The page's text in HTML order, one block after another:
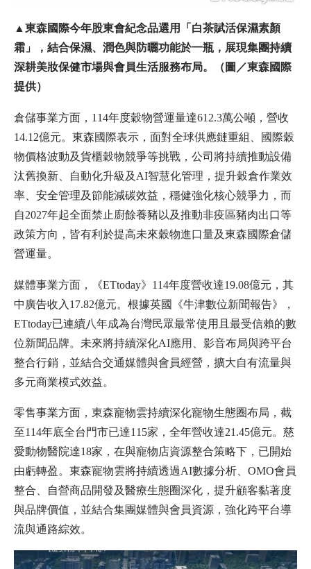
▲東森國際今年股東會紀念品選用「白茶賦活保濕素顏
霜」，結合保濕、潤色與防曬功能於一瓶，展現集團持續
深耕美妝保健市場與會員生活服務布局。（圖／東森國際
提供）
倉儲事業方面，114年度穀物營運量達612.3萬公噸，營收
14.12億元。東森國際表示，面對全球供應鏈重組、國際穀
物價格波動及貨櫃穀物競爭等挑戰，公司將持續推動設備
汰舊換新、自動化升級及AI智慧化管理，提升穀倉作業效
率、安全管理及節能減碳效益，穩健強化核心競爭力，而
自2027年起全面禁止廚餘養豬以及推動非疫區豬肉出口等
政策方向，皆有利於提高未來穀物進口量及東森國際倉儲
營運量。
媒體事業方面，《ETtoday》114年度營收達19.08億元，其
中廣告收入17.82億元。根據英國《牛津數位新聞報告》，
ETtoday已連續八年成為台灣民眾最常使用且最受信賴的數
位新聞品牌。未來將持續深化AI應用、影音布局與跨平台
整合行銷，並結合交通媒體與會員經營，擴大自有流量與
多元商業模式效益。
零售事業方面，東森寵物雲持續深化寵物生態圈布局，截
至114年底全台門市已達115家，全年營收達21.45億元。慈
愛動物醫院達18家，在與寵物店資源整合策略下，已開始
由虧轉盈。東森寵物雲將持續透過AI數據分析、OMO會員
整合、自營商品開發及醫療生態圈深化，提升顧客黏著度
與品牌價值，並結合集團媒體與會員資源，強化跨平台導
流與通路綜效。